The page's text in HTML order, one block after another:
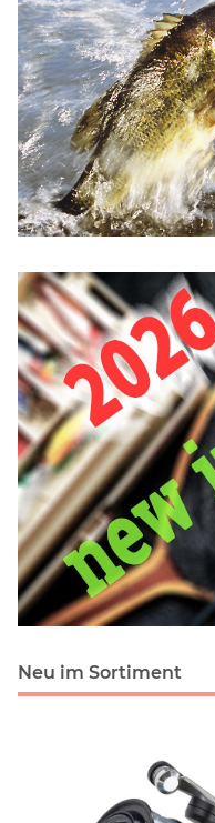
Neu im Sortiment